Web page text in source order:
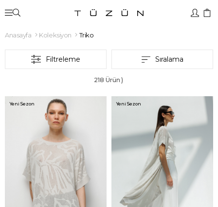
Anasayfa Koleksiyon Triko
Filtreleme Sıralama
218 Ürün
Yeni Sezon Yeni Sezon